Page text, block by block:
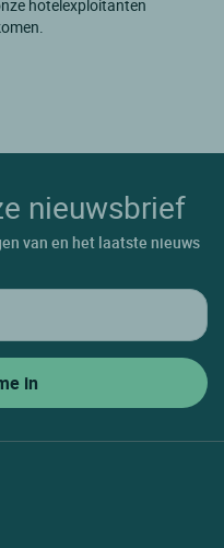
hotelexploitanten
nieuwsbrief
van en het laatste nieuws